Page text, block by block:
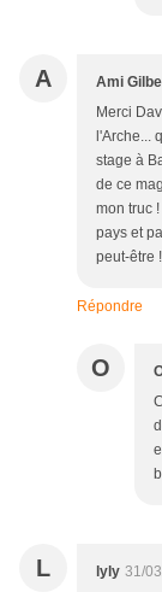
A Ami
Merci
l'Arche...
stage à
de ce
mon truc
pays et
peut-être
Répondre
O
L lyly 31/